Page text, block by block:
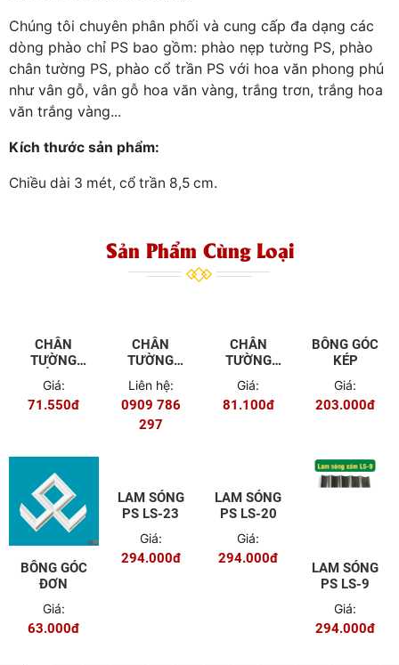
Chúng tôi chuyên phân phối và cung cấp đa dạng các
dòng phào chỉ PS bao gồm: phào nẹp tường PS, phào
chân tường PS, phào cổ trần PS với hoa văn phong phú
như vân gỗ, vân gỗ hoa văn vàng, trắng trơn, trắng hoa
văn trắng vàng...
Kích thước sản phẩm:
Chiều dài 3 mét, cổ trần 8,5 cm.
Sản Phẩm Cùng Loại
CHÂN
TƯỜNG
THẲNG 9
CM
Giá:
71.550đ
CHÂN
TƯỜNG
CONG 12
CM
Liên hệ:
0909 786
297
CHÂN
TƯỜNG
CONG 7,5
CM
Giá:
81.100đ
Giá:
203.000đ
BÔNG GÓC
ĐƠN
LAM SÓNG
PS LS-23
LAM SÓNG
PS LS-20
LAM SÓNG
PS LS-9